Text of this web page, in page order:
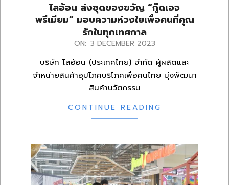
ไลอ้อน ส่งชุดของขวัญ “กู๊ดเอจ
พรีเมียม” มอบความห่วงใยเพื่อคนที่คุณ
รักในทุกเทศกาล
03
ON: 3 DECEMBER 2023
บริษัท ไลอ้อน (ประเทศไทย) จำกัด ผู้ผลิตและ
จำหน่ายสินค้าอุปโภคบริโภคเพื่อคนไทย มุ่งพัฒนา
สินค้านวัตกรรม
CONTINUE READING